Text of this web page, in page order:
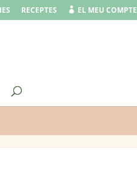
RECEPTES  EL MEU COMPTE